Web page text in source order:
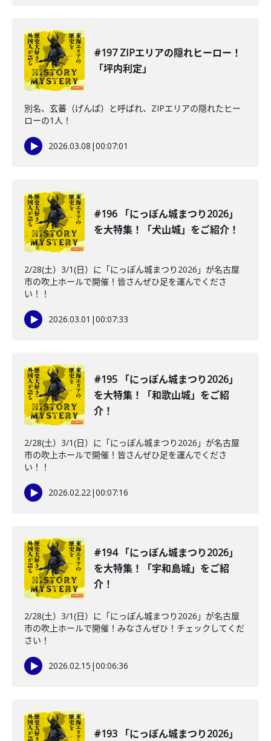
#197 ZIPエリアの隠れヒーロー！
「坪内利定」
別名、玄蕃（げんば）と呼ばれ、ZIPエリアの隠れたヒー
ローの1人！
2026.03.08 |00:07:01
#196 「にっぽん城まつり2026」
を大特集！「犬山城」をご紹介！
2/28(土）3/1(日）に「にっぽん城まつり2026」が名古屋
市の吹上ホールで開催！皆さんぜひ足を運んでくださ
い！！
2026.03.01 |00:07:33
#195 「にっぽん城まつり2026」
を大特集！「和歌山城」をご紹
介！
2/28(土）3/1(日）に「にっぽん城まつり2026」が名古屋
市の吹上ホールで開催！皆さんぜひ足を運んでくださ
い！！
2026.02.22|00:07:16
#194 「にっぽん城まつり2026」
を大特集！「宇和島城」をご紹
介！
2/28(土）3/1(日）に「にっぽん城まつり2026」が名古屋
市の吹上ホールで開催！みなさんぜひ！チェックしてくだ
さい！
2026.02.15 |00:06:36
#193 「にっぽん城まつり2026」